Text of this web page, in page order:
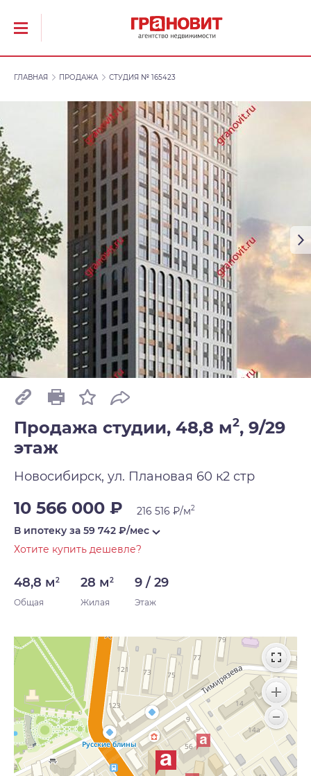
ГЛАВНАЯ ПРОДАЖА СТУДИЯ № 165423
Продажа студии, 48,8 м2, 9/29
этаж
Новосибирск, ул. Плановая 60 к2 стр
10 566 000 ₽ 216 516 ₽/м2
В ипотеку за 59 742 ₽/мес
Хотите купить дешевле?
48,8 м2
Общая
28 м2
Жилая
9 / 29
Этаж